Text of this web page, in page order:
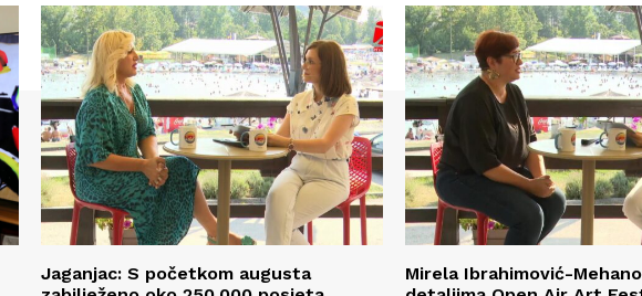
Jaganjac: S početkom augusta
Mirela Ibrahimović-